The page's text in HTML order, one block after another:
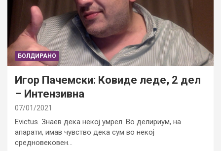
БОЛДИРАНО
Игор Пачемски: Ковиде леде, 2 дел
– Интензивна
07/01/2021
Evictus. Знаев дека некој умрел. Во делириум, на
апарати, имав чувство дека сум во некој
средновековен…